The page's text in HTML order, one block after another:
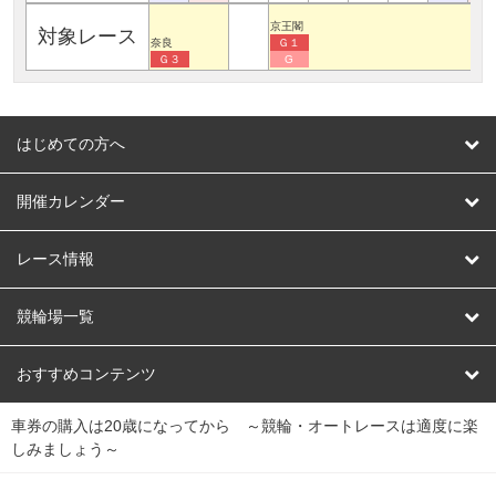
対象レース
奈良
Ｇ３
京王閣
Ｇ１
G
はじめての方へ
はじめての方へ
開催カレンダー
競輪
オートレース
競輪くじ
Dokanto!
レース情報
レース予想
レース結果
キャリーオーバー一覧
競輪場一覧
北日本 函館競輪場
関
東
弥彦競輪場 前橋競輪場 取手競輪場 宇都宮競輪場
おすすめコンテンツ
競輪選手情報
車券の購入は20歳になってから ～競輪・オートレースは適度に楽
しみましょう～